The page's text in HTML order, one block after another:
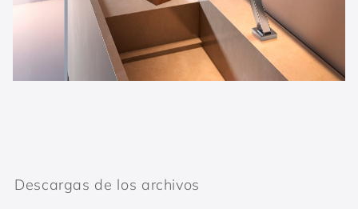
Descargas de los archivos